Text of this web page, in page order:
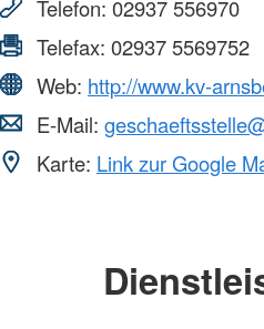
Telefon: 02937 556970
Telefax: 02937 5569752
Web: http://www.kv-
E-Mail:
Karte: Link zur Google